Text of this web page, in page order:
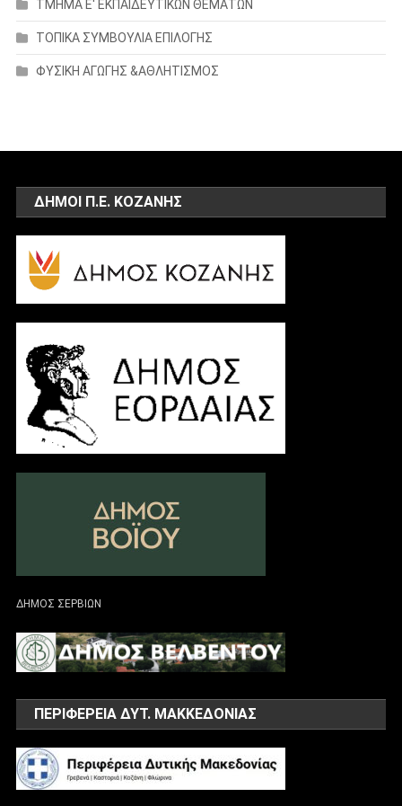
ΤΜΗΜΑ Ε' ΕΚΠΑΙΔΕΥΤΙΚΩΝ ΘΕΜΑΤΩΝ
ΤΟΠΙΚΑ ΣΥΜΒΟΥΛΙΑ ΕΠΙΛΟΓΗΣ
ΦΥΣΙΚΗ ΑΓΩΓΗΣ &ΑΘΛΗΤΙΣΜΟΣ
ΔΗΜΟΙ Π.Ε. ΚΟΖΑΝΗΣ
ΔΗΜΟΣ ΣΕΡΒΙΩΝ
ΠΕΡΙΦΕΡΕΙΑ ΔΥΤ. ΜΑΚΚΕΔΟΝΙΑΣ